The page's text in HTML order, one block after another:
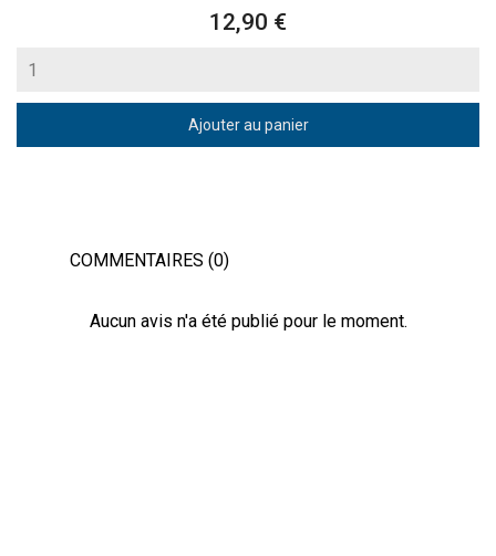
Prix
12,90 €
Ajouter au panier
COMMENTAIRES (0)
Aucun avis n'a été publié pour le moment.